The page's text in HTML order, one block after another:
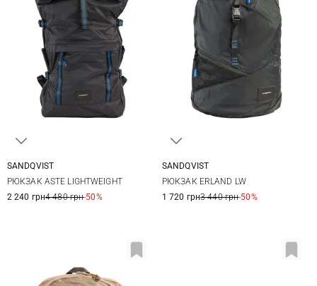
45X28X16СМ
SANDQVIST
РЮКЗАК ASTE LIGHTWEIGHT
2 240 грн4 480 грн-50%
28X42X14СМ
SANDQVIST
РЮКЗАК ERLAND LW
1 720 грн3 440 грн-50%